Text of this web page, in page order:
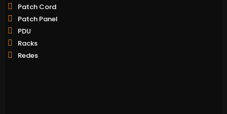
Patch Cord
Patch Panel
PDU
Racks
Redes